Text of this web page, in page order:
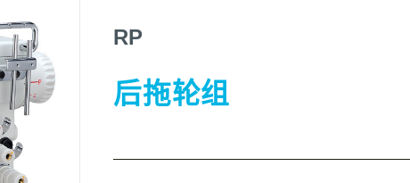
RP
后拖轮组